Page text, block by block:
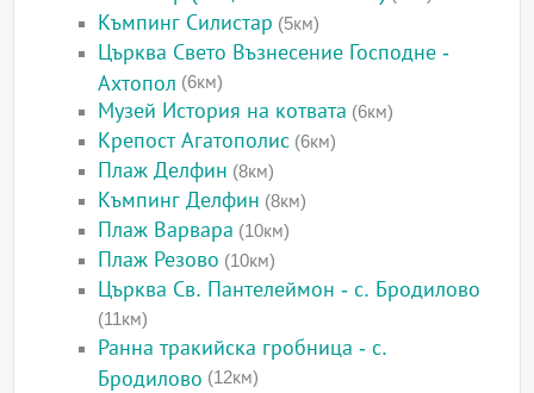
Къмпинг Силистар (5км)
Църква Свето Възнесение Господне -
Ахтопол (6км)
Музей История на котвата (6км)
Крепост Агатополис (6км)
Плаж Делфин (8км)
Къмпинг Делфин (8км)
Плаж Варвара (10км)
Плаж Резово (10км)
Църква Св. Пантелеймон - с. Бродилово
(11км)
Ранна тракийска гробница - с.
Бродилово (12км)